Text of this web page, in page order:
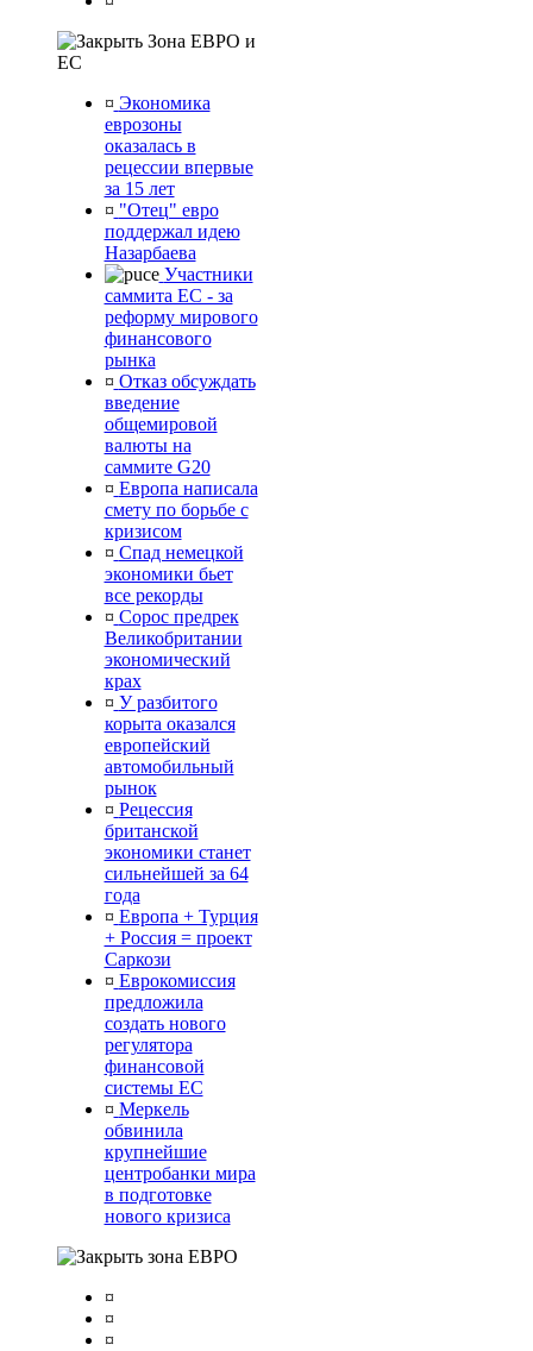
Зона ЕВРО и
ЕС
¤ Экономика
еврозоны
оказалась в
рецессии впервые
за 15 лет
¤ "Отец" евро
поддержал идею
Назарбаева
Участники
саммита ЕС - за
реформу мирового
финансового
рынка
¤ Отказ обсуждать
введение
общемировой
валюты на
саммите G20
¤ Европа написала
смету по борьбе с
кризисом
¤ Спад немецкой
экономики бьет
все рекорды
¤ Сорос предрек
Великобритании
экономический
крах
¤ У разбитого
корыта оказался
европейский
автомобильный
рынок
¤ Рецессия
британской
экономики станет
сильнейшей за 64
года
¤ Европа + Турция
+ Россия = проект
Саркози
¤ Еврокомиссия
предложила
создать нового
регулятора
финансовой
системы ЕС
¤ Меркель
обвинила
крупнейшие
центробанки мира
в подготовке
нового кризиса
зона ЕВРО
¤
¤
¤